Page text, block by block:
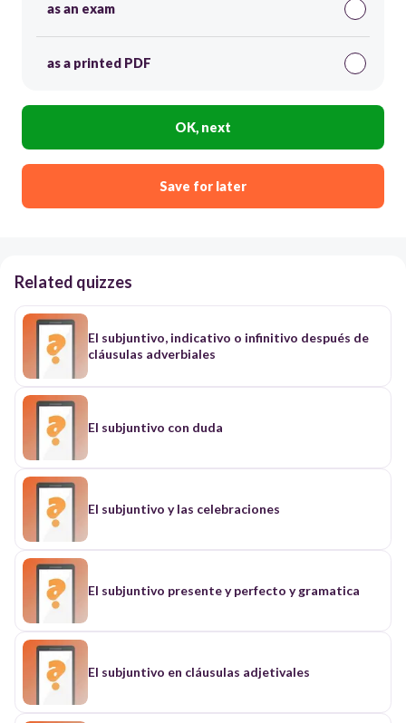
as an exam
as a printed PDF
OK, next
Save for later
Related quizzes
El subjuntivo, indicativo o infinitivo después de
cláusulas adverbiales
El subjuntivo con duda
El subjuntivo y las celebraciones
El subjuntivo presente y perfecto y gramatica
El subjuntivo en cláusulas adjetivales